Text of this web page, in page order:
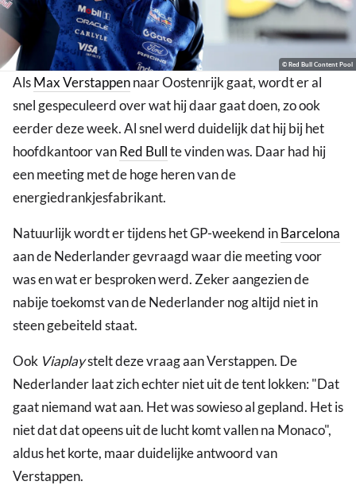
© Red Bull Content Pool
AlsMax Verstappennaar Oostenrijk gaat, wordt er al
snel gespeculeerd over wat hij daar gaat doen, zo ook
eerder deze week. Al snel werd duidelijk dat hij bij het
hoofdkantoor vanRed Bullte vinden was. Daar had hij
een meeting met de hoge heren van de
energiedrankjesfabrikant.
Natuurlijk wordt er tijdens het GP-weekend inBarcelona
aan de Nederlander gevraagd waar die meeting voor
was en wat er besproken werd. Zeker aangezien de
nabije toekomst van de Nederlander nog altijd niet in
steen gebeiteld staat.
Ook Viaplaystelt deze vraag aan Verstappen. De
Nederlander laat zich echter niet uit de tent lokken: "Dat
gaat niemand wat aan. Het was sowieso al gepland. Het is
niet dat dat opeens uit de lucht komt vallen na Monaco",
aldus het korte, maar duidelijke antwoord van
Verstappen.